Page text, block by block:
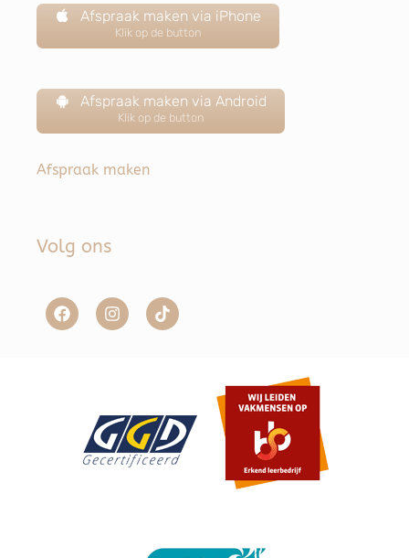
Afspraak maken via iPhone
Klik op de button
Afspraak maken via Android
Klik op de button
Afspraak maken
Volg ons